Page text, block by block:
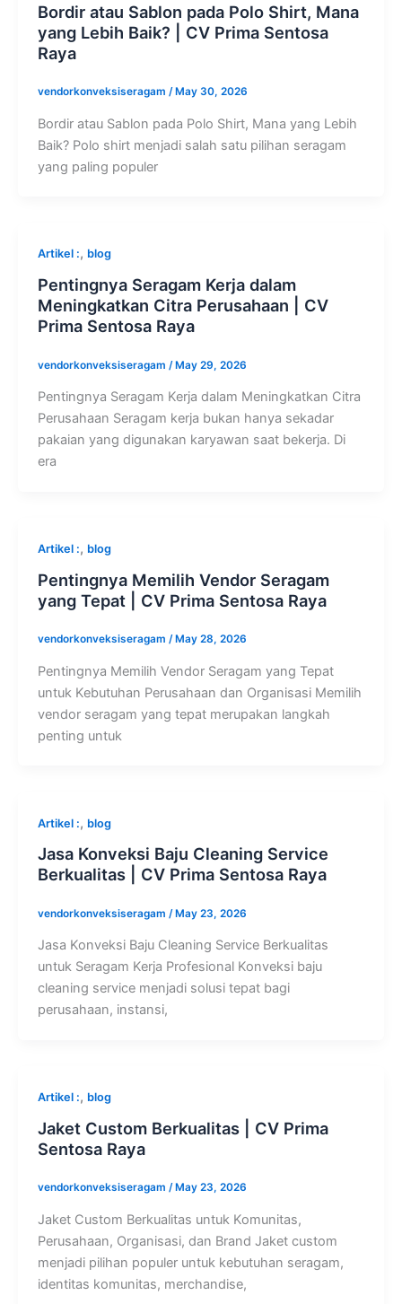
Bordir atau Sablon pada Polo Shirt, Mana
yang Lebih Baik? | CV Prima Sentosa
Raya
vendorkonveksiseragam / May 30, 2026
Bordir atau Sablon pada Polo Shirt, Mana yang Lebih
Baik? Polo shirt menjadi salah satu pilihan seragam
yang paling populer
Artikel :, blog
Pentingnya Seragam Kerja dalam
Meningkatkan Citra Perusahaan | CV
Prima Sentosa Raya
vendorkonveksiseragam /May 29, 2026
Pentingnya Seragam Kerja dalam Meningkatkan Citra
Perusahaan Seragam kerja bukan hanya sekadar
pakaian yang digunakan karyawan saat bekerja. Di
era
Artikel :, blog
Pentingnya Memilih Vendor Seragam
yang Tepat | CV Prima Sentosa Raya
vendorkonveksiseragam / May 28, 2026
Pentingnya Memilih Vendor Seragam yang Tepat
untuk Kebutuhan Perusahaan dan Organisasi Memilih
vendor seragam yang tepat merupakan langkah
penting untuk
Artikel :, blog
Jasa Konveksi Baju Cleaning Service
Berkualitas | CV Prima Sentosa Raya
vendorkonveksiseragam /May 23, 2026
Jasa Konveksi Baju Cleaning Service Berkualitas
untuk Seragam Kerja Profesional Konveksi baju
cleaning service menjadi solusi tepat bagi
perusahaan, instansi,
Artikel :, blog
Jaket Custom Berkualitas | CV Prima
Sentosa Raya
vendorkonveksiseragam / May 23, 2026
Jaket Custom Berkualitas untuk Komunitas,
Perusahaan, Organisasi, dan Brand Jaket custom
menjadi pilihan populer untuk kebutuhan seragam,
identitas komunitas, merchandise,